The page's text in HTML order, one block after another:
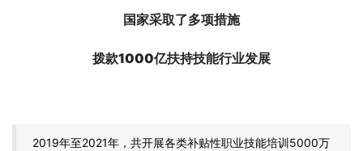
国家采取了多项措施
拨款1000亿扶持技能行业发展
2019年至2021年，共开展各类补贴性职业技能培训5000万